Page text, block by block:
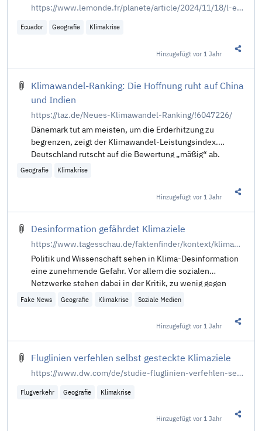
du pays
https://www.lemonde.fr/planete/article/2024/11/18/l-equateur-decrete-l-urgence-nationale-pour-lutter-contre-les-incendies-et-la-secheresse-dans-le-sud-du-pays_6401119_3244.html
Ecuador Geografie Klimakrise
Hinzugefügtvor 1 Jahr
Klimawandel-Ranking: Die Hoffnung ruht auf China
und Indien
https://taz.de/Neues-Klimawandel-Ranking/!6047226/
Dänemark tut am meisten, um die Erderhitzung zu
begrenzen, zeigt der Klimawandel-Leistungsindex.
Deutschland rutscht auf die Bewertung „mäßig“ ab.
Geografie Klimakrise
Hinzugefügtvor 1 Jahr
Desinformation gefährdet Klimaziele
https://www.tagesschau.de/faktenfinder/kontext/klimawandel-desinformation-104.html
Politik und Wissenschaft sehen in Klima-Desinformation
eine zunehmende Gefahr. Vor allem die sozialen
Netzwerke stehen dabei in der Kritik, zu wenig gegen
Falschbehauptungen zu unternehmen. Von J. Schreiber
Fake News Geografie Klimakrise Soziale Medien
Hinzugefügtvor 1 Jahr
Fluglinien verfehlen selbst gesteckte Klimaziele
https://www.dw.com/de/studie-fluglinien-verfehlen-selbst-gesteckte-klimaziele/a-70840746
Flugverkehr Geografie Klimakrise
Hinzugefügtvor 1 Jahr